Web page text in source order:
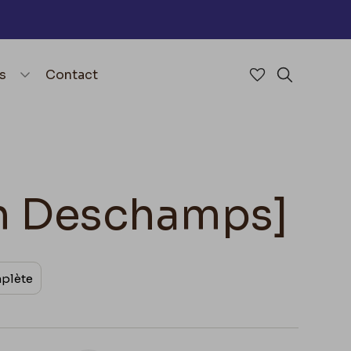
Contact Accéder à
Deschamps]